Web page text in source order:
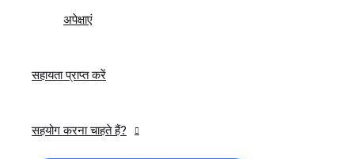
अपेक्षाएं
सहायता प्राप्त करें
सहयोग करना चाहते हैं?